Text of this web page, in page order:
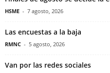
HSME - 7 agosto, 2026
Las encuestas a la baja
RMNC - 5 agosto, 2026
Van por las redes sociales